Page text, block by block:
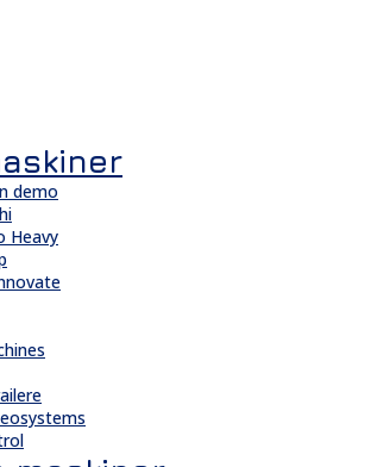
demo
Heavy